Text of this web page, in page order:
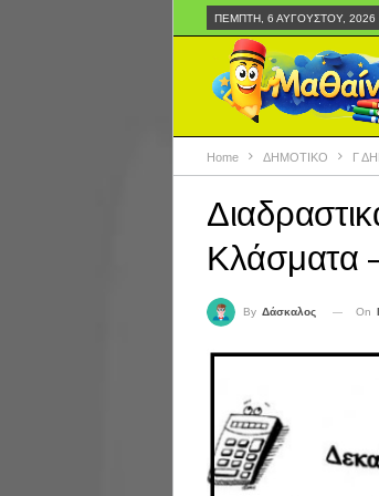
ΠΈΜΠΤΗ, 6 ΑΥΓΟΎΣΤΟΥ, 2026
Home ΔΗΜΟΤΙΚΟ Γ
Κλάσματα
By Δάσκαλος On